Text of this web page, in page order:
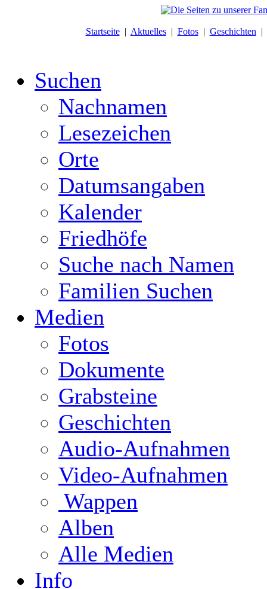
Startseite| Aktuelles| Fotos| Geschichten |
Suchen
Nachnamen
Lesezeichen
Orte
Datumsangaben
Kalender
Friedhöfe
Suche nach Namen
Familien Suchen
Medien
Fotos
Dokumente
Grabsteine
Geschichten
Audio-Aufnahmen
Video-Aufnahmen
Wappen
Alben
Alle Medien
Info